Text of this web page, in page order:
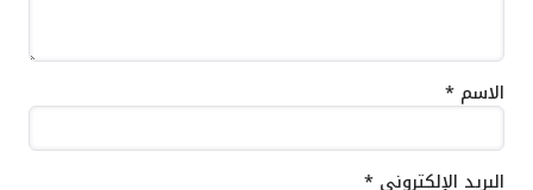
الاسم *
البريد الإلكتروني *